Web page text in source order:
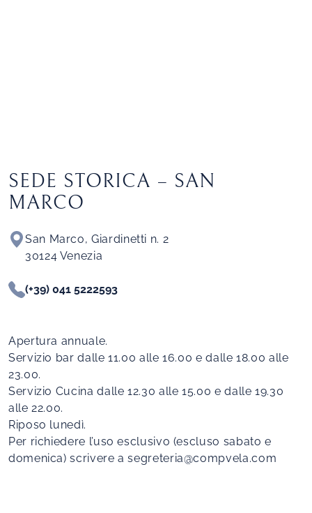
SEDE STORICA – SAN
MARCO
San Marco, Giardinetti n. 2
30124 Venezia
(+39) 041 5222593
Apertura annuale.
Servizio bar da​lle 11.00 alle 16.00 e dalle 18.00 alle
23.00.
Servizio Cucina da​lle 12.30 alle 15.00 e dalle 19.30
alle 22.00.
Riposo lunedì.
Per richiedere l’uso esclusivo (escluso sabato e
domenica) scrivere asegreteria@compvela.com